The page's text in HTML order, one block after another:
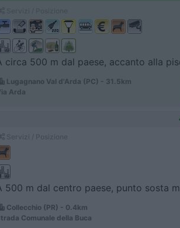
circa 500 m dal paese, accanto alla
Lugagnano Val d'Arda (PC) - 31.5km
Arda
500 m dal centro paese, punto sosta
Collecchio (PR) - 0.4km
Comunale della Buca